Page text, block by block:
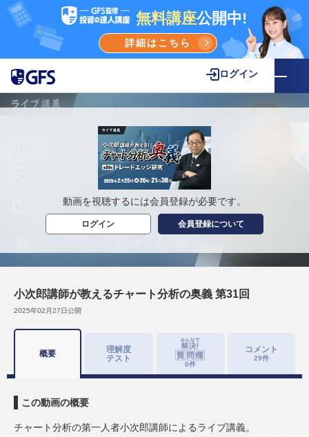
無料講座公開中!
詳細はこちら
ログイン
動画を視聴するには会員登録が必要です。
ログイン 会員登録について
小次郎講師が教えるチャート分析の奥義 第31回
2025年02月27日公開
概要
理解度
テスト
0件
コメント
29件
この動画の概要
チャート分析の第一人者小次郎講師によるライブ講義。